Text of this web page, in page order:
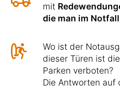
mit
die man im
Wo ist der
dieser Türen ist
Parken verboten?
Die Antworten auf